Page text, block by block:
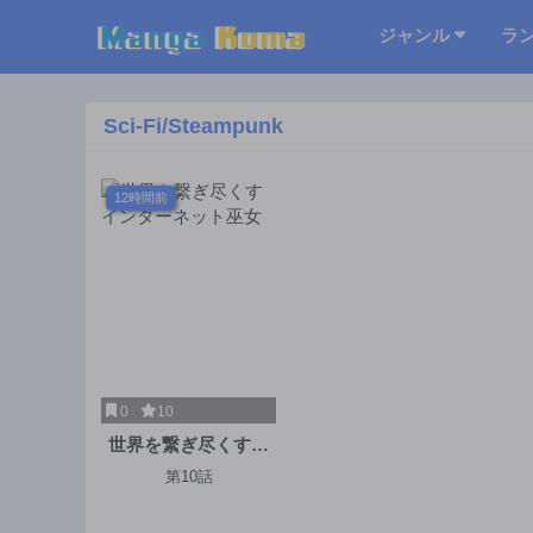
ジャンル ラ
Sci-Fi/Steampunk
12時間前
0 10
世界を繋ぎ尽くすイ
ンターネット巫女
第10話